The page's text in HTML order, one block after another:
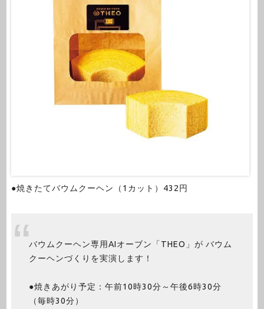
●焼きたてバウムクーヘン（1カット）432円
バウムクーヘン専用AIオーブン「THEO」が バウム
クーヘンづくりを実演します！
●焼きあがり予定：午前10時30分～午後6時30分
（毎時30分）